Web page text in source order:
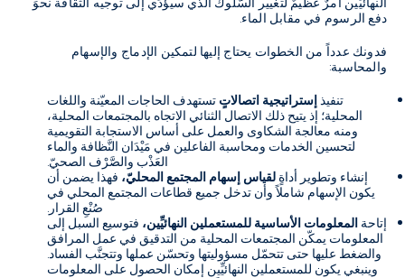
دفع الرسوم في مقابل الماء.
فدونك عدداً من الخطوات يحتاج إليها لتمكين الإدماج والإسهام
والمحاسبة:
تنفيذإستراتيجية اتصالاتٍتستهدف الحاجات المعيّنة واللغات
المحلية؛ إذ يتيح ذلك الاتصال الثنائي الاتجاه بالمجتمعات المحلية،
ومنه معالجة الشكاوى والعمل على أساس الاستجابة التقويمية
لتحسين الخدمات ومحاسبة الفاعلين في مَيْدَان النَّظافة والماء
العَذْب والصَّرْف الصحيّ.
إنشاء وتطوير أداةٍلقياس إسهام المجتمع المحليّ، فهذا يضمن أن
يكون الإسهام شاملاً وأن تدخل جميع قطاعات المجتمع المحلي في
صُنْعِ القرار.
إتاحةالمعلومات الأساسية للمستعملين النهائيِّين، فتوسيع السبل إلى
المعلومات يمكّن المجتمعات المحلية من التدقيق في عمل المرافق
والضغط عليها حتى تتحمّل مسؤوليتها وتحسّن عملها وتتجنَّب الفساد.
وينبغي يكون للمستعملين النهائيِّين إمكان الحصول على المعلومات